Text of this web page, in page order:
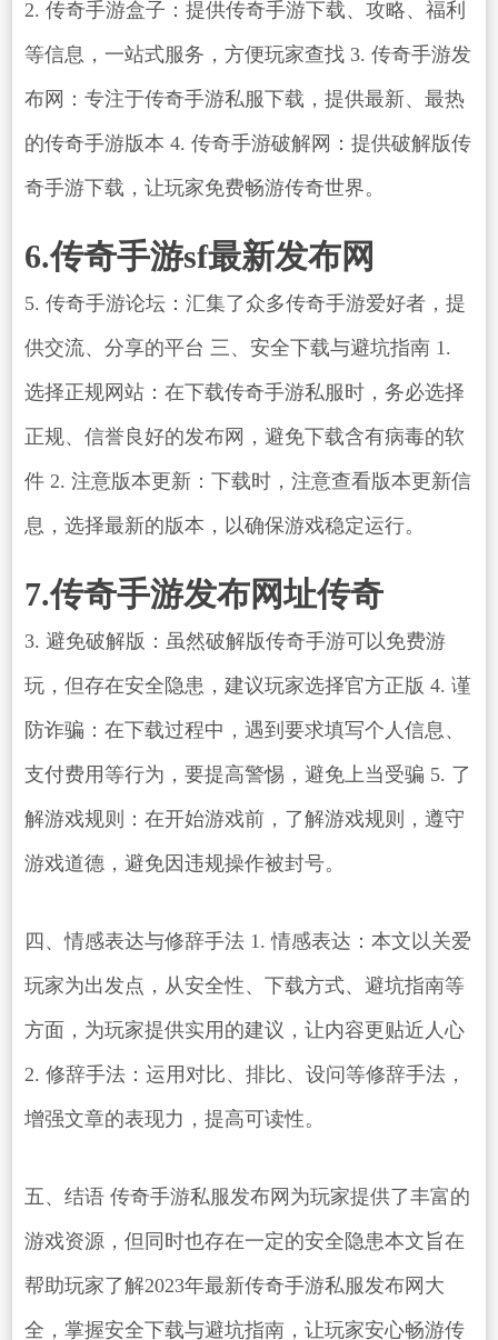
2. 传奇手游盒子：提供传奇手游下载、攻略、福利
等信息，一站式服务，方便玩家查找 3. 传奇手游发
布网：专注于传奇手游私服下载，提供最新、最热
的传奇手游版本 4. 传奇手游破解网：提供破解版传
奇手游下载，让玩家免费畅游传奇世界。
6.传奇手游sf最新发布网
5. 传奇手游论坛：汇集了众多传奇手游爱好者，提
供交流、分享的平台 三、安全下载与避坑指南 1.
选择正规网站：在下载传奇手游私服时，务必选择
正规、信誉良好的发布网，避免下载含有病毒的软
件 2. 注意版本更新：下载时，注意查看版本更新信
息，选择最新的版本，以确保游戏稳定运行。
7.传奇手游发布网址传奇
3. 避免破解版：虽然破解版传奇手游可以免费游
玩，但存在安全隐患，建议玩家选择官方正版 4. 谨
防诈骗：在下载过程中，遇到要求填写个人信息、
支付费用等行为，要提高警惕，避免上当受骗 5. 了
解游戏规则：在开始游戏前，了解游戏规则，遵守
游戏道德，避免因违规操作被封号。
四、情感表达与修辞手法 1. 情感表达：本文以关爱
玩家为出发点，从安全性、下载方式、避坑指南等
方面，为玩家提供实用的建议，让内容更贴近人心
2. 修辞手法：运用对比、排比、设问等修辞手法，
增强文章的表现力，提高可读性。
五、结语 传奇手游私服发布网为玩家提供了丰富的
游戏资源，但同时也存在一定的安全隐患本文旨在
帮助玩家了解2023年最新传奇手游私服发布网大
全，掌握安全下载与避坑指南，让玩家安心畅游传